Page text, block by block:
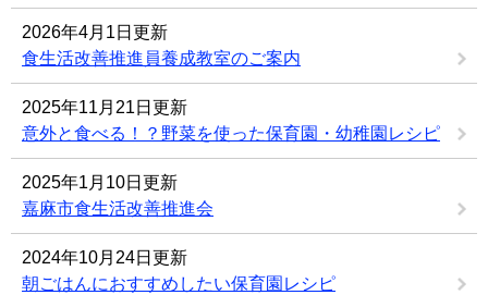
2026年4月1日更新
食生活改善推進員養成教室のご案内
2025年11月21日更新
意外と食べる！？野菜を使った保育園・幼稚園レシピ
2025年1月10日更新
嘉麻市食生活改善推進会
2024年10月24日更新
朝ごはんにおすすめしたい保育園レシピ